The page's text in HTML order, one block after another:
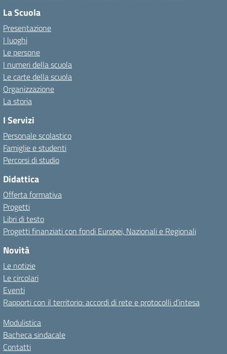
La Scuola
Presentazione
I luoghi
Le persone
I numeri della scuola
Le carte della scuola
Organizzazione
La storia
I Servizi
Personale scolastico
Famiglie e studenti
Percorsi di studio
Didattica
Offerta formativa
Progetti
Libri di testo
Progetti finanziati con fondi Europei, Nazionali e Regionali
Novità
Le notizie
Le circolari
Eventi
Rapporti con il territorio: accordi di rete e protocolli d’intesa
Modulistica
Bacheca sindacale
Contatti